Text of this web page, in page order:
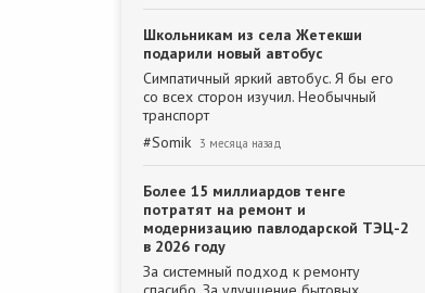
Школьникам из села Жетекши
подарили новый автобус
Симпатичный яркий автобус. Я бы его
со всех сторон изучил. Необычный
транспорт
#Somik 3 месяца назад
Более 15 миллиардов тенге
потратят на ремонт и
модернизацию павлодарской ТЭЦ-2
в 2026 году
За системный подход к ремонту